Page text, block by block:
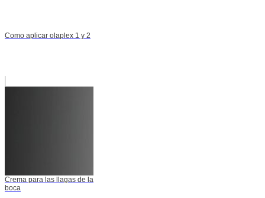
Como aplicar olaplex 1 y 2
Crema para las llagas de la
boca